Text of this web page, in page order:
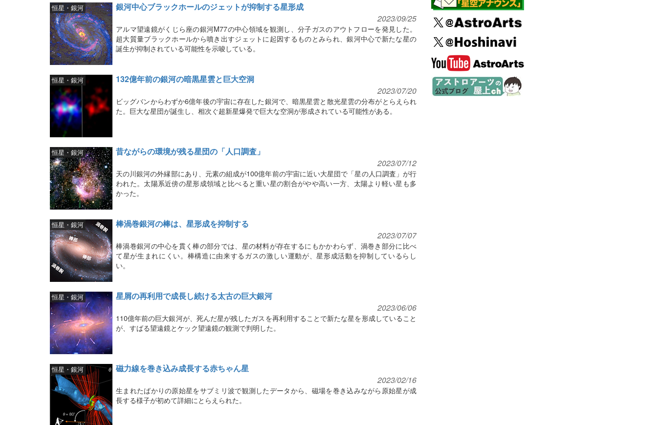
銀河中心ブラックホールのジェットが抑制する星形成
恒星・銀河
2023/09/25
アルマ望遠鏡がくじら座の銀河M77の中心領域を観測し、分子ガスのアウトフローを発見した。
超大質量ブラックホールから噴き出すジェットに起因するものとみられ、銀河中心で新たな星の
誕生が抑制されている可能性を示唆している。
132億年前の銀河の暗黒星雲と巨大空洞
恒星・銀河
2023/07/20
ビッグバンからわずか6億年後の宇宙に存在した銀河で、暗黒星雲と散光星雲の分布がとらえられ
た。巨大な星団が誕生し、相次ぐ超新星爆発で巨大な空洞が形成されている可能性がある。
昔ながらの環境が残る星団の「人口調査」
恒星・銀河
2023/07/12
天の川銀河の外縁部にあり、元素の組成が100億年前の宇宙に近い大星団で「星の人口調査」が行
われた。太陽系近傍の星形成領域と比べると重い星の割合がやや高い一方、太陽より軽い星も多
かった。
棒渦巻銀河の棒は、星形成を抑制する
恒星・銀河
2023/07/07
棒渦巻銀河の中心を貫く棒の部分では、星の材料が存在するにもかかわらず、渦巻き部分に比べ
て星が生まれにくい。棒構造に由来するガスの激しい運動が、星形成活動を抑制しているらし
い。
星屑の再利用で成長し続ける太古の巨大銀河
恒星・銀河
2023/06/06
110億年前の巨大銀河が、死んだ星が残したガスを再利用することで新たな星を形成していること
が、すばる望遠鏡とケック望遠鏡の観測で判明した。
磁力線を巻き込み成長する赤ちゃん星
恒星・銀河
2023/02/16
生まれたばかりの原始星をサブミリ波で観測したデータから、磁場を巻き込みながら原始星が成
長する様子が初めて詳細にとらえられた。